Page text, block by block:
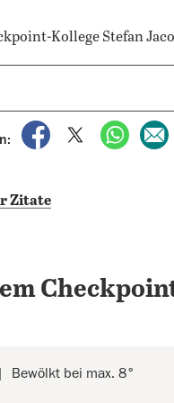
Kollege Stefan
auf Facebook teilen
auf X teilen
per
Zitate
Bewölkt bei max. 8°